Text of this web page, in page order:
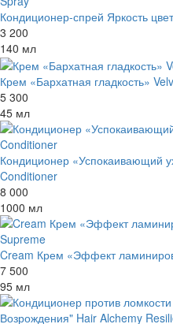
Кондиционер-спрей Яркость
3 200
140 мл
Крем «Бархатная гладкость»
5 300
45 мл
Кондиционер «Успокаивающий
Conditioner
8 000
1000 мл
Cream Крем «Эффект
7 500
95 мл